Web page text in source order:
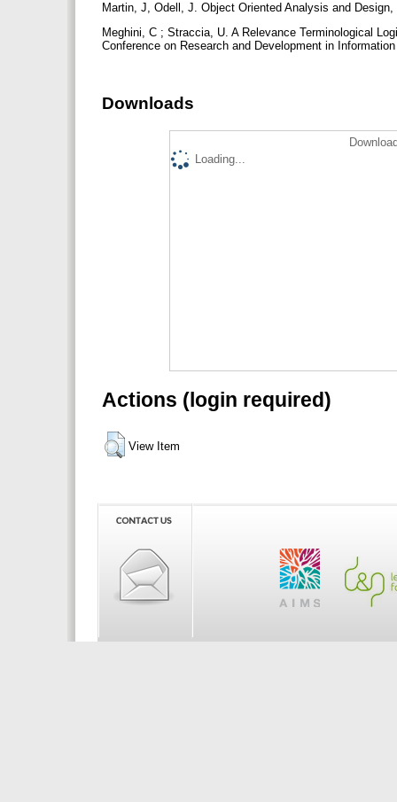
Martin, J, Odell, J. Object Oriented Analysis and
Meghini, C ; Straccia, U. A Relevance Terminological
Conference on Research and Development in
Downloads
Loading...
Actions (login required)
View Item